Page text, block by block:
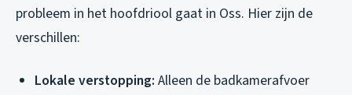
probleem in het hoofdriool gaat in Oss. Hier zijn de
verschillen:
Lokale verstopping: Alleen de badkamerafvoer